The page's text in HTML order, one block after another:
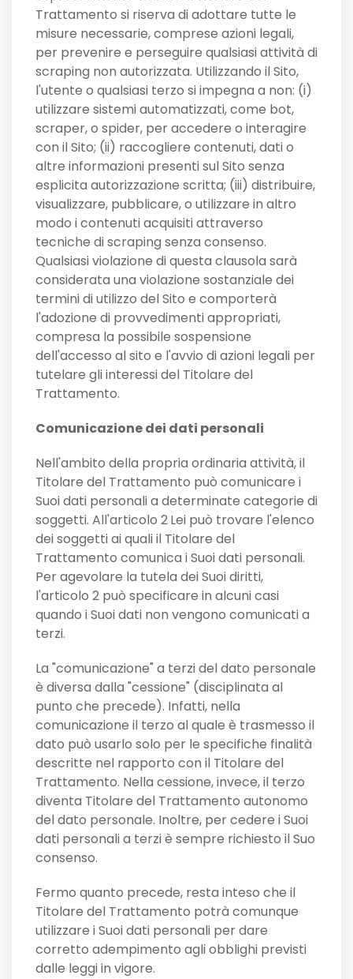
Trattamento si riserva di adottare tutte le
misure necessarie, comprese azioni legali,
per prevenire e perseguire qualsiasi attività di
scraping non autorizzata. Utilizzando il Sito,
l'utente o qualsiasi terzo si impegna a non: (i)
utilizzare sistemi automatizzati, come bot,
scraper, o spider, per accedere o interagire
con il Sito; (ii) raccogliere contenuti, dati o
altre informazioni presenti sul Sito senza
esplicita autorizzazione scritta; (iii) distribuire,
visualizzare, pubblicare, o utilizzare in altro
modo i contenuti acquisiti attraverso
tecniche di scraping senza consenso.
Qualsiasi violazione di questa clausola sarà
considerata una violazione sostanziale dei
termini di utilizzo del Sito e comporterà
l'adozione di provvedimenti appropriati,
compresa la possibile sospensione
dell'accesso al sito e l'avvio di azioni legali per
tutelare gli interessi del Titolare del
Trattamento.
Comunicazione dei dati personali
Nell'ambito della propria ordinaria attività, il
Titolare del Trattamento può comunicare i
Suoi dati personali a determinate categorie di
soggetti. All'articolo 2Lei può trovare l'elenco
dei soggetti ai quali il Titolare del
Trattamento comunica i Suoi dati personali.
Per agevolare la tutela dei Suoi diritti,
l'articolo 2 può specificare in alcuni casi
quando i Suoi dati non vengono comunicati a
terzi.
La "comunicazione" a terzi del dato personale
è diversa dalla "cessione" (disciplinata al
punto che precede). Infatti, nella
comunicazione il terzo al quale è trasmesso il
dato può usarlo solo per le specifiche finalità
descritte nel rapporto con il Titolare del
Trattamento. Nella cessione, invece, il terzo
diventa Titolare del Trattamento autonomo
del dato personale. Inoltre, per cedere i Suoi
dati personali a terzi è sempre richiesto il Suo
consenso.
Fermo quanto precede, resta inteso che il
Titolare del Trattamento potrà comunque
utilizzare i Suoi dati personali per dare
corretto adempimento agli obblighi previsti
dalle leggi in vigore.